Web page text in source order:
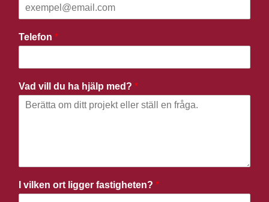
Telefon *
Vad vill du ha hjälp med? *
I vilken ort ligger fastigheten? *